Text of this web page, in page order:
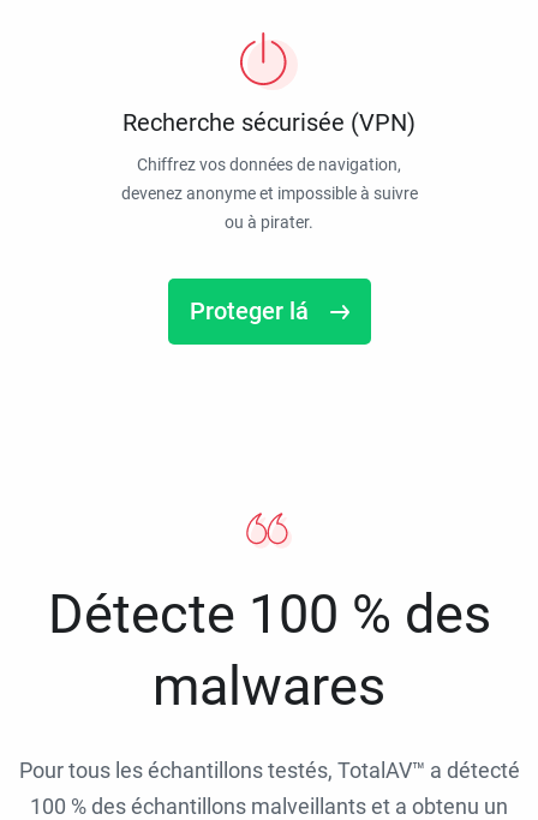
Recherche sécurisée (VPN)
Chiffrez vos données de navigation,
devenez anonyme et impossible à suivre
ou à pirater.
Proteger lá
Détecte 100 % des
malwares
Pour tous les échantillons testés, TotalAV™ a détecté
100 % des échantillons malveillants et a obtenu un